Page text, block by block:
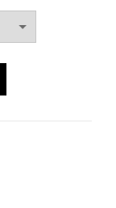
mängd